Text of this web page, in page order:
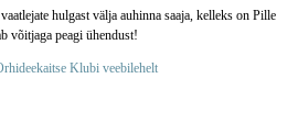
hulgast välja auhinna saaja, kelleks on Pille
võitjaga peagi ühendust!
Klubi veebilehelt